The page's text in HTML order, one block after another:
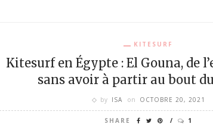
KITESURF
Kitesurf en Égypte : El Gouna, de
sans avoir à partir au bout
by ISA on OCTOBRE 20, 2021
SHARE 1